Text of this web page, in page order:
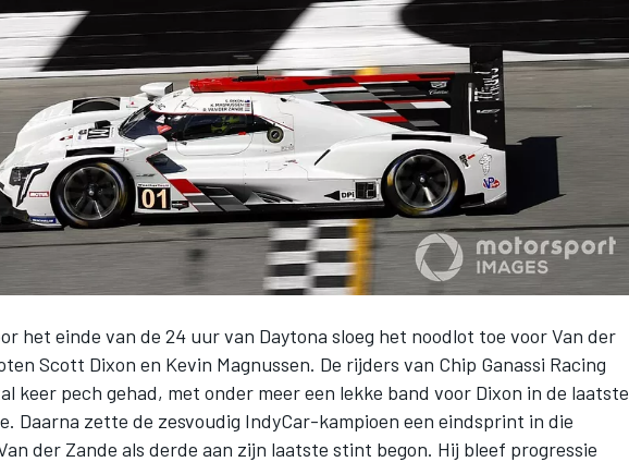
DTM
het einde van de 24 uur van Daytona sloeg het noodlot toe voorVan der
Scott Dixon en Kevin Magnussen. De rijders van Chip Ganassi Racing
keer pech gehad, met onder meer een lekke band voor Dixon in de laatste
Daarna zette de zesvoudig IndyCar-kampioen een eindsprint in die
der Zande als derde aan zijn laatste stint begon. Hij bleef progressie